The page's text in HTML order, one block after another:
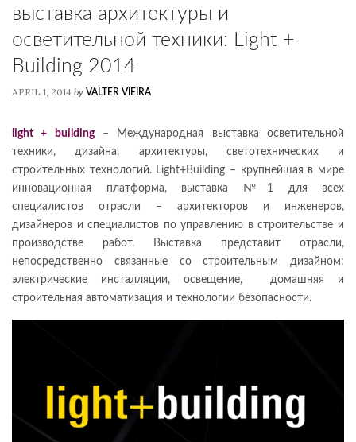
выставка архитектуры и
осветительной техники: Light +
Building 2014
APRIL 1, 2014 by VALTER VIEIRA
light + building– Международная выставка осветительной
техники, дизайна, архитектуры, светотехнических и
строительных технологий. Light+Building – крупнейшая в мире
инновационная платформа, выставка №1 для всех
специалистов отрасли – архитекторов и инженеров,
дизайнеров и специалистов по управлению в строительстве и
производстве работ. Выставка представит отрасли,
непосредственно связанные со строительным дизайном:
электрические инсталляции, освещение, домашняя и
строительная автоматизация и технологии безопасности.